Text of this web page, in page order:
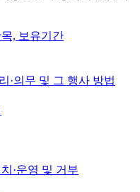
, 보유기간
·의무 및 그 행사 방법
·운영 및 거부